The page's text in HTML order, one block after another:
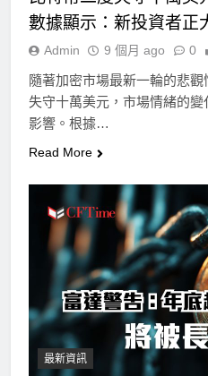
數據顯示：新投資者正
Admin 9 個月 ago 0
隨著加密市場最新一輪的悲
失守十萬美元，市場情緒的
影響。根據…
Read More
最新資訊